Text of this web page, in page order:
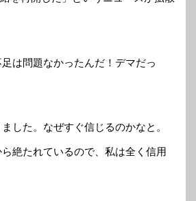
足は問題なかったんだ！デマだっ
した。なぜすぐ信じるのかなと。
絶たれているので、私は全く信用